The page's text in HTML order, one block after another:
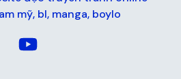
mỹ, bl, manga, boylo